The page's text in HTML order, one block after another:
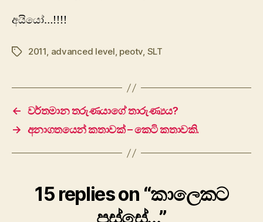
අයියෝ…!!!!
Tags2011, advanced level, peotv, SLT
← වර්තමාන තරුණයාගේ තාරුණ්‍යය?
→ අනාගතයෙන් කතාවක් – කෙටි කතාවකි.
15 replies on “කාලෙකට